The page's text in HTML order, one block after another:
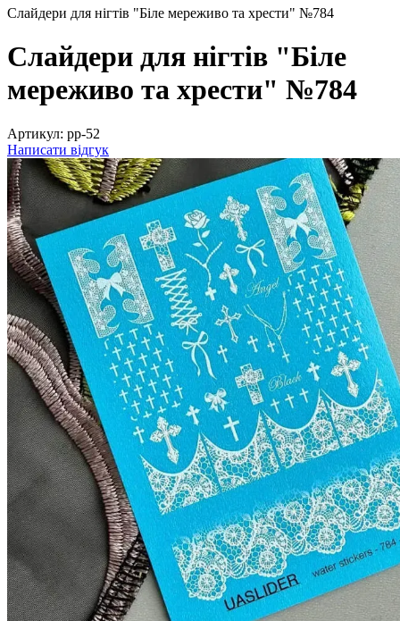
Слайдери для нігтів "Біле мереживо та хрести" №784
Слайдери для нігтів "Біле
мереживо та хрести" №784
Артикул: pp-52
Написати відгук